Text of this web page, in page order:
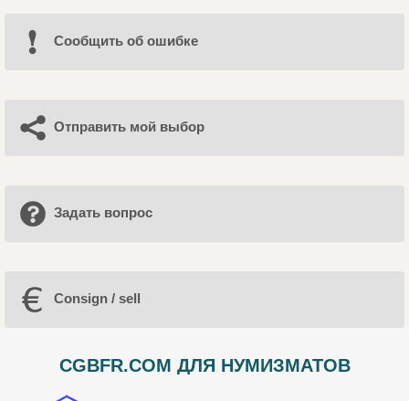
Cообщить об ошибке
Отправить мой выбор
Задать вопрос
Consign / sell
CGBFR.COM ДЛЯ НУМИЗМАТОВ